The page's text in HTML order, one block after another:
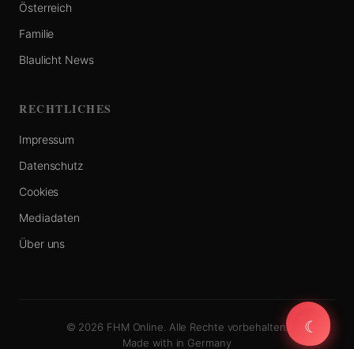
Österreich
Familie
Blaulicht News
RECHTLICHES
Impressum
Datenschutz
Cookies
Mediadaten
Über uns
© 2026 FHM Online. Alle Rechte vorbehalten.
Made with in Germany
☾
☾